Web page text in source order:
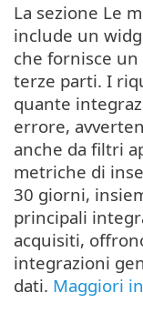
La sezione Le
include un
che fornisce
terze parti. I
quante
errore,
anche da filtri
metriche di
30 giorni,
principali
acquisiti,
integrazioni
dati. Maggiori